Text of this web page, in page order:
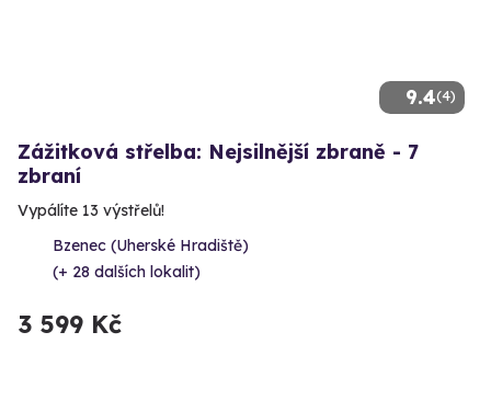
9.4(4)
Zážitková střelba: Nejsilnější zbraně - 7
zbraní
Vypálíte 13 výstřelů!
Bzenec (Uherské Hradiště)
(+ 28 dalších lokalit)
3 599 Kč